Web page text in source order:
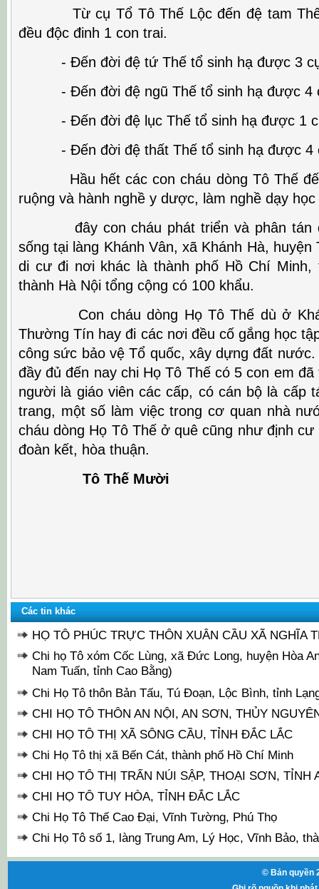
Từ cụ Tổ Tô Thế Lộc đến đệ tam Thế
đều độc đinh 1 con trai.
- Đến đời đệ tứ Thế tổ sinh hạ được 3
- Đến đời đệ ngũ Thế tổ sinh hạ được 4
- Đến đời đệ lục Thế tổ sinh hạ được 1
- Đến đời đệ thất Thế tổ sinh hạ được 4
Hầu hết các con cháu dòng Tô Thế
ruộng và hành nghề y dược, làm nghề dạy
đây con cháu phát triển và phân tán
sống tại làng Khánh Vân, xã Khánh Hà,
di cư đi nơi khác là thành phố Hồ Chí Minh,
thành Hà Nội tổng cộng có 100 khẩu.
Con cháu dòng Họ Tô Thế dù ở
Thường Tín hay đi các nơi đều cố gắng học
công sức bảo vệ Tổ quốc, xây dựng đất
đầy đủ đến nay chi Họ Tô Thế có 5 con em
người là giáo viên các cấp, có cán bộ là cấp
trang, một số làm việc trong cơ quan nhà
cháu dòng Họ Tô Thế ở quê cũng như định
đoàn kết, hòa thuận.
Tô Thế Mười
Các tin khác
HỌ TÔ PHÚC TRỰC THÔN XUÂN CẦU XÃ NGHĨA
Chi họ Tô xóm Cốc Lùng, xã Đức Long, huyện Hòa
Nam Tuấn, tỉnh Cao Bằng)
Chi Họ Tô thôn Bản Tấu, Tú Đoạn, Lộc Bình, tỉnh
CHI HỌ TÔ THÔN AN NỘI, AN SƠN, THỦY
CHI HỌ TÔ THỊ XÃ SÔNG CẦU, TỈNH ĐẮC LẮC
Chi Họ Tô thị xã Bến Cát, thành phố Hồ Chí Minh
CHI HỌ TÔ THỊ TRẤN NÚI SẬP, THOẠI SƠN, TỈNH
CHI HỌ TÔ TUY HÒA, TỈNH ĐẮC LẮC
Chi Họ Tô Thế Cao Đại, Vĩnh Tường, Phú Thọ
Chi Họ Tô số 1, làng Trung Am, Lý Học, Vĩnh Bảo,
© Bản quyền